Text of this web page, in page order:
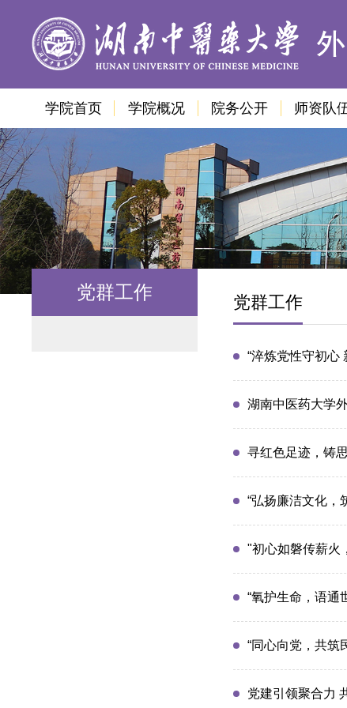
学院首页 学院概况 院务公开 师资队
党群工作 党群工作
“淬炼党性守初心
湖南中医药大学
寻红色足迹，铸
“弘扬廉洁文化
"初心如磐传薪火
“氧护生命，语通
“同心向党，共筑
党建引领聚合力